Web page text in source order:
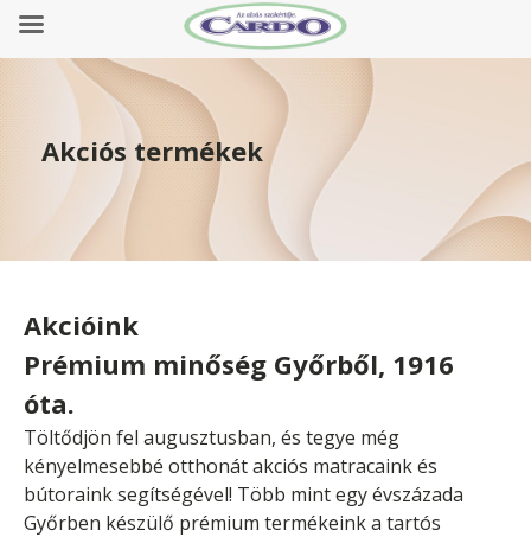
Akciós termékek
Akcióink
Prémium minőség Győrből, 1916
óta.
Töltődjön fel augusztusban, és tegye még
kényelmesebbé otthonát akciós matracaink és
bútoraink segítségével! Több mint egy évszázada
Győrben készülő prémium termékeink a tartós